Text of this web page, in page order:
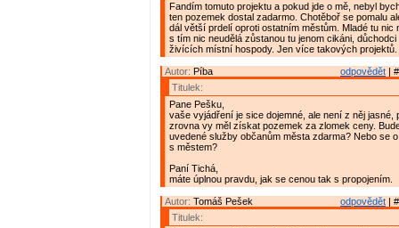
Fandím tomuto projektu a pokud jde o mě, nebyl
ten pozemek dostal zadarmo. Chotěboř se pomalu
dál větší prdelí oproti ostatním městům. Mladé tu nic
s tím nic neudělá zůstanou tu jenom cikáni,
živících místní hospody. Jen více takových projektů.
odpovědět |
Autor: Píba
Titulek:
Pane Pešku,
vaše vyjádření je sice dojemné, ale není z něj jasné,
zrovna vy měl získat pozemek za zlomek ceny.
uvedené služby občanům města zdarma? Nebo se
s městem?
Paní Tichá,
máte úplnou pravdu, jak se cenou tak s propojením.
odpovědět |
Autor: Tomáš Pešek
Titulek: